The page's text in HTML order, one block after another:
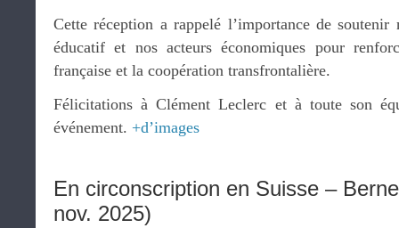
Cette réception a rappelé l’importance de soutenir
éducatif et nos acteurs économiques pour
française et la coopération transfrontalière.
Félicitations à Clément Leclerc et à toute son
événement. +d’images
En circonscription en Suisse –
nov. 2025)